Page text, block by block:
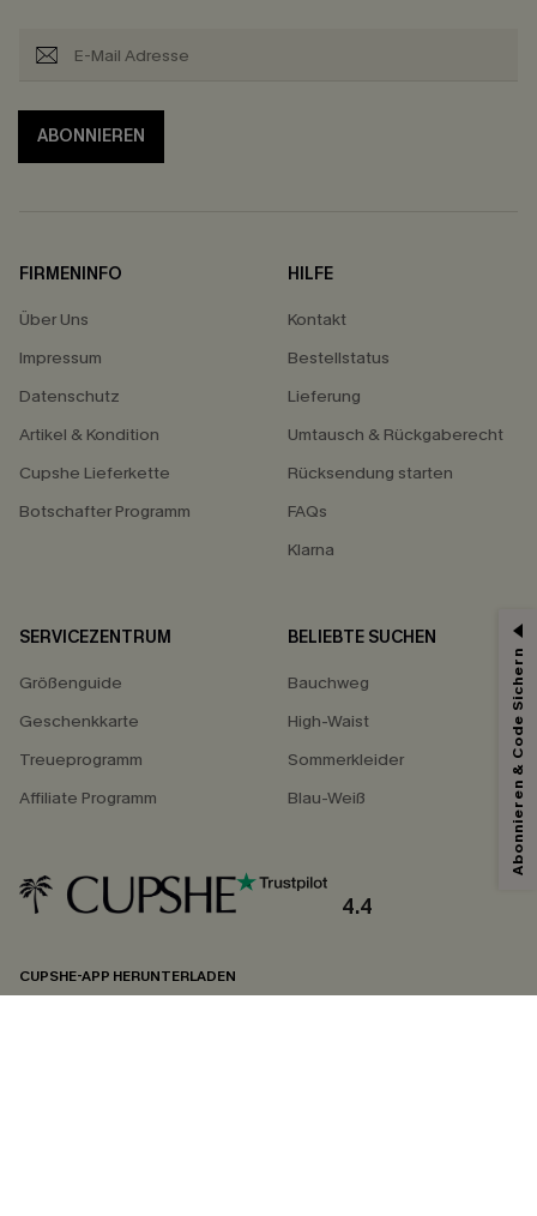
ABONNIEREN
FIRMENINFO
Über Uns
Impressum
Datenschutz
Artikel & Kondition
Cupshe Lieferkette
Botschafter Programm
HILFE
Kontakt
Bestellstatus
Lieferung
Umtausch & Rückgaberecht
Rücksendung starten
FAQs
Klarna
SERVICEZENTRUM
Größenguide
Geschenkkarte
Treueprogramm
Affiliate Programm
BELIEBTE SUCHEN
Bauchweg
High-Waist
Sommerkleider
Blau-Weiß
4.4
CUPSHE-APP HERUNTERLADEN
Abonnieren & Code Sichern